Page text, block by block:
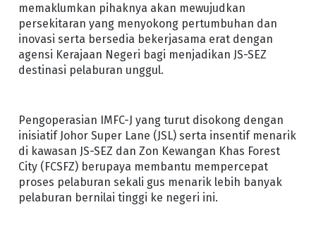
memaklumkan pihaknya akan mewujudkan
persekitaran yang menyokong pertumbuhan dan
inovasi serta bersedia bekerjasama erat dengan
agensi Kerajaan Negeri bagi menjadikan JS-SEZ
destinasi pelaburan unggul.
Pengoperasian IMFC-J yang turut disokong dengan
inisiatif Johor Super Lane (JSL) serta insentif menarik
di kawasan JS-SEZ dan Zon Kewangan Khas Forest
City (FCSFZ) berupaya membantu mempercepat
proses pelaburan sekali gus menarik lebih banyak
pelaburan bernilai tinggi ke negeri ini.